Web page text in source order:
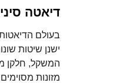
דיאטה
בעולם
ישנן שיטות
המשקל, חלקן
מזונות